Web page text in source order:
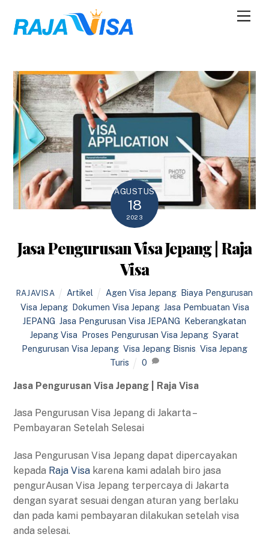
content
AGUSTUS
18
2023
Jasa Pengurusan Visa Jepang | Raja
Visa
RAJAVISA Artikel Agen Visa Jepang Biaya Pengurusan
Visa Jepang, Dokumen Visa Jepang, Jasa Pembuatan Visa
JEPANG Jasa Pengurusan Visa JEPANG Keberangkatan
Jepang Visa Proses Pengurusan Visa Jepang Syarat
Pengurusan Visa Jepang Visa Jepang Bisnis Visa Jepang
Turis
0
Jasa Pengurusan Visa Jepang | Raja Visa
Jasa Pengurusan Visa Jepang di Jakarta –
Pembayaran Setelah Selesai
Jasa Pengurusan Visa Jepang dapat dipercayakan
kepada Raja Visa karena kami adalah biro jasa
pengurAusan Visa Jepang terpercaya di Jakarta
dengan syarat sesuai dengan aturan yang berlaku
dan pada kami pembayaran dilakukan setelah visa
anda selesai.